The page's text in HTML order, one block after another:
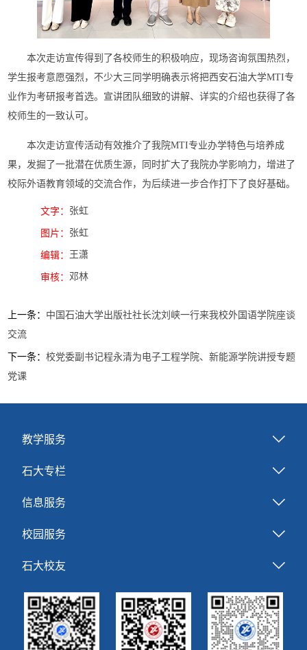
本次走访宣传得到了各校师生的积极响应，现场咨询氛围热烈，
学生报考意愿强烈，不少大三同学明确表示将把西安石油大学MTI专
业作为考研报考首选。宣讲团队细致的讲解、详实的介绍也获得了各
校师生的一致认可。
本次走访宣传活动有效推介了我院MTI专业办学特色与培养成
果，发掘了一批潜在优质生源，同时扩大了我院办学影响力，增进了
校际外语教育领域的交流合作，为后续进一步合作打下了良好基础。
文字： 张虹
图片： 张虹
编辑： 王潇
审核： 邓林
上一条： 中国石油大学出版社社长沈刘峡一行来我校外国语学院座谈
交流
下一条：校党委副书记程永清为电子工程学院、新能源学院讲授专题
党课
教学服务
石大专栏
信息服务
校园服务
石大校友